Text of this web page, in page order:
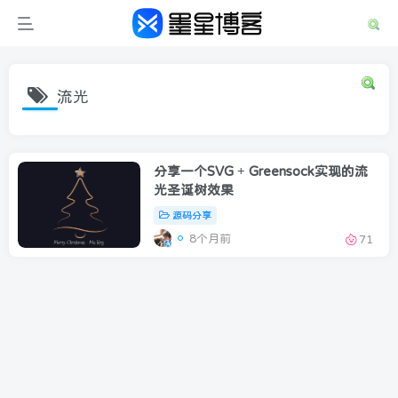
流光
分享一个SVG + Greensock实现的流
光圣诞树效果
源码分享
8个月前 71